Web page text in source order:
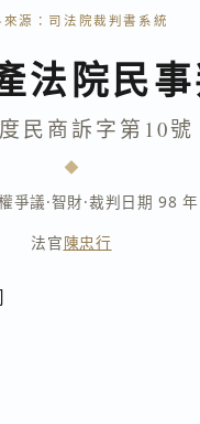
來源：司法院裁判書系統
法院民
民商訴字第10號
爭議·智財·裁判日期 98
法官陳忠行